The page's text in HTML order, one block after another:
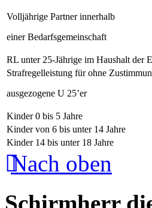
Volljährige Partner innerhalb
einer Bedarfsgemeinschaft
RL unter 25-Jährige im Haushalt der
Strafregelleistung für ohne
ausgezogene U 25’er
Kinder 0 bis 5 Jahre
Kinder von 6 bis unter 14 Jahre
Kinder 14 bis unter 18 Jahre
Nach oben